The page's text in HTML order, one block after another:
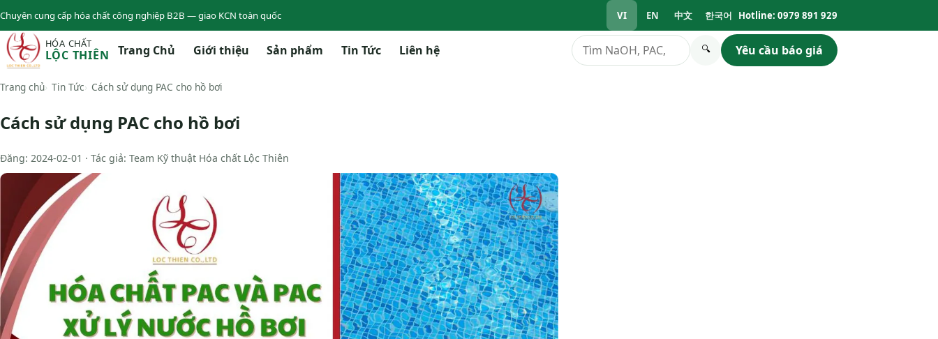
Chuyên cung cấp hóa chất công nghiệp B2B — giao KCN toàn quốc VI EN 中文 한국어 Hotline: 0979 891 929
HÓA CHẤT
LỘC THIÊN Trang Chủ Giới thiệu Sản phẩm Tin Tức Liên hệ Tìm kiếm 🔍 Yêu cầu báo giá
Trang chủ Tin Tức Cách sử dụng PAC cho hồ bơi
Cách sử dụng PAC cho hồ bơi
Đăng: 2024-02-01 · Tác giả: Team Kỹ thuật Hóa chất Lộc Thiên